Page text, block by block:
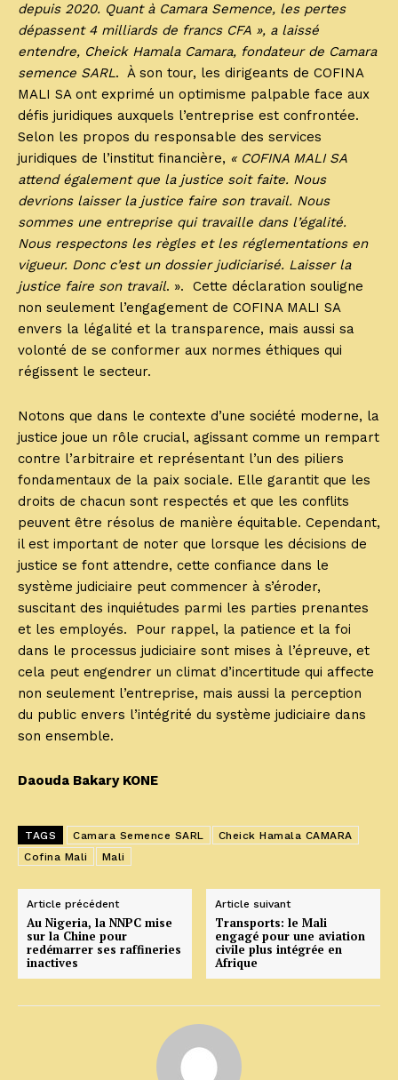
depuis 2020. Quant à Camara Semence, les pertes
dépassent 4 milliards de francs CFA », a laissé
entendre, Cheick Hamala Camara, fondateur de Camara
semence SARL. À son tour, les dirigeants de COFINA
MALI SA ont exprimé un optimisme palpable face aux
défis juridiques auxquels l’entreprise est confrontée.
Selon les propos du responsable des services
juridiques de l’institut financière, « COFINA MALI SA
attend également que la justice soit faite. Nous
devrions laisser la justice faire son travail. Nous
sommes une entreprise qui travaille dans l’égalité.
Nous respectons les règles et les réglementations en
vigueur. Donc c’est un dossier judiciarisé. Laisser la
justice faire son travail. ». Cette déclaration souligne
non seulement l’engagement de COFINA MALI SA
envers la légalité et la transparence, mais aussi sa
volonté de se conformer aux normes éthiques qui
régissent le secteur.
Notons que dans le contexte d’une société moderne, la
justice joue un rôle crucial, agissant comme un rempart
contre l’arbitraire et représentant l’un des piliers
fondamentaux de la paix sociale. Elle garantit que les
droits de chacun sont respectés et que les conflits
peuvent être résolus de manière équitable. Cependant,
il est important de noter que lorsque les décisions de
justice se font attendre, cette confiance dans le
système judiciaire peut commencer à s’éroder,
suscitant des inquiétudes parmi les parties prenantes
et les employés. Pour rappel, la patience et la foi
dans le processus judiciaire sont mises à l’épreuve, et
cela peut engendrer un climat d’incertitude qui affecte
non seulement l’entreprise, mais aussi la perception
du public envers l’intégrité du système judiciaire dans
son ensemble.
Daouda Bakary KONE
TAGS Camara Semence SARL
Cheick Hamala CAMARA
Cofina Mali
Mali
Article précédent
Au Nigeria, la NNPC mise
sur la Chine pour
redémarrer ses raffineries
inactives
Article suivant
Transports: le Mali
engagé pour une aviation
civile plus intégrée en
Afrique